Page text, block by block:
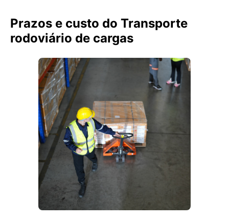
Prazos e custo do Transporte
rodoviário de cargas